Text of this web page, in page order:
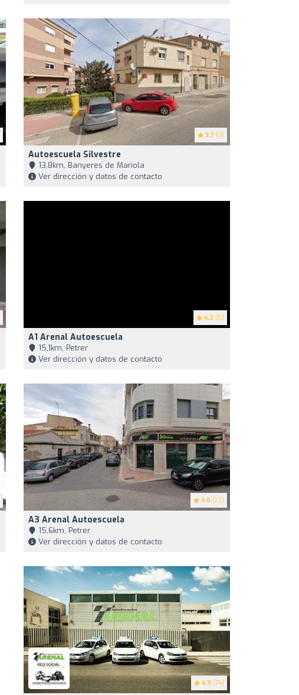
3.7 (3)
Autoescuela Silvestre
13,8km, Banyeres de Mariola
Ver dirección y datos de contacto
4.2 (5)
A1 Arenal Autoescuela
15,1km, Petrer
Ver dirección y datos de contacto
4.6 (22)
A3 Arenal Autoescuela
15,6km, Petrer
Ver dirección y datos de contacto
4.9 (74)